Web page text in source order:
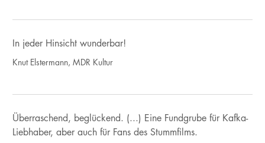
In jeder Hinsicht wunderbar!
Knut Elstermann, MDR Kultur
Überraschend, beglückend. (...) Eine Fundgrube für Kafka-
Liebhaber, aber auch für Fans des Stummfilms.